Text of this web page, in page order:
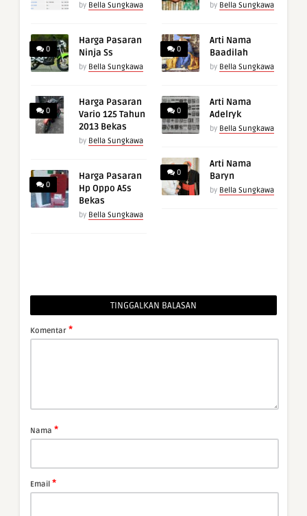
by Bella Sungkawa
0
Harga Pasaran
Ninja Ss
by Bella Sungkawa
0
Harga Pasaran
Vario 125 Tahun
2013 Bekas
by Bella Sungkawa
0
Harga Pasaran
Hp Oppo A5s
Bekas
by Bella Sungkawa
by Bella Sungkawa
0
Arti Nama
Baadilah
by Bella Sungkawa
0
Arti Nama
Adelryk
by Bella Sungkawa
0
Arti Nama
Baryn
by Bella Sungkawa
TINGGALKAN BALASAN
Komentar *
Nama *
Email *